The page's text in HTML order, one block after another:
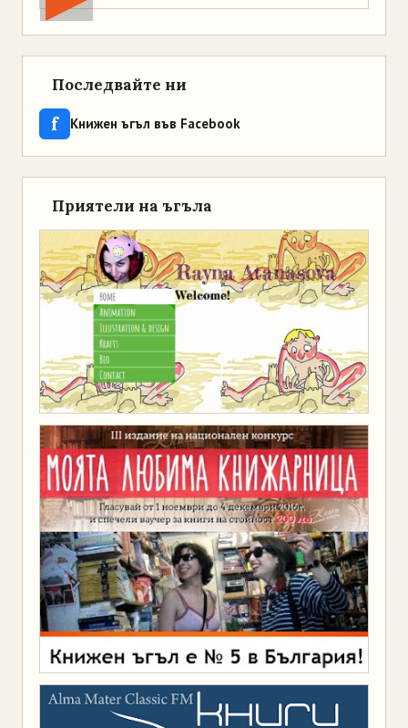
Последвайте ни
f Книжен ъгъл във Facebook
Приятели на ъгъла